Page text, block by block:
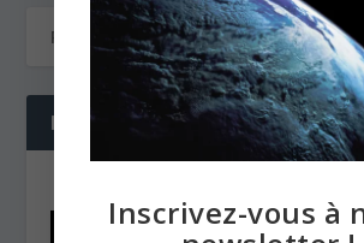
NOS DERNIÈRES VIDÉOS
Inscrivez-vous à